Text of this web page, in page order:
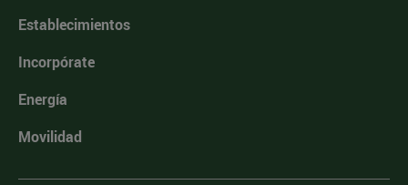
Establecimientos
Incorpórate
Energía
Movilidad